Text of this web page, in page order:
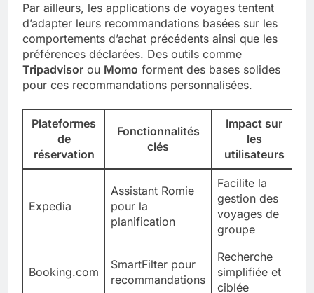
Par ailleurs, les applications de voyages tentent
d’adapter leurs recommandations basées sur les
comportements d’achat précédents ainsi que les
préférences déclarées. Des outils comme
Tripadvisor ou Momo forment des bases solides
pour ces recommandations personnalisées.
Plateformes
de
réservation
Fonctionnalités
clés
Impact sur
les
utilisateurs
Expedia
Assistant Romie
pour la
planification
Facilite la
gestion des
voyages de
groupe
Booking.com
SmartFilter pour
recommandations
Recherche
simplifiée et
ciblée